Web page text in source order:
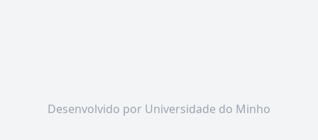
Desenvolvido por Universidade do Minho